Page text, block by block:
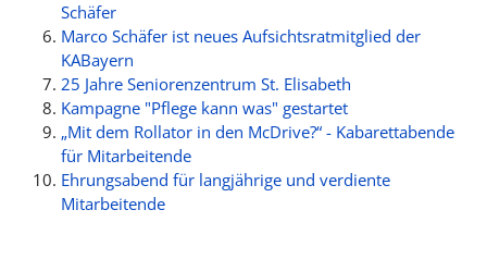
Schäfer
Marco Schäfer ist neues Aufsichtsratmitglied der
KABayern
25 Jahre Seniorenzentrum St. Elisabeth
Kampagne "Pflege kann was" gestartet
„Mit dem Rollator in den McDrive?“ - Kabarettabende
für Mitarbeitende
Ehrungsabend für langjährige und verdiente
Mitarbeitende